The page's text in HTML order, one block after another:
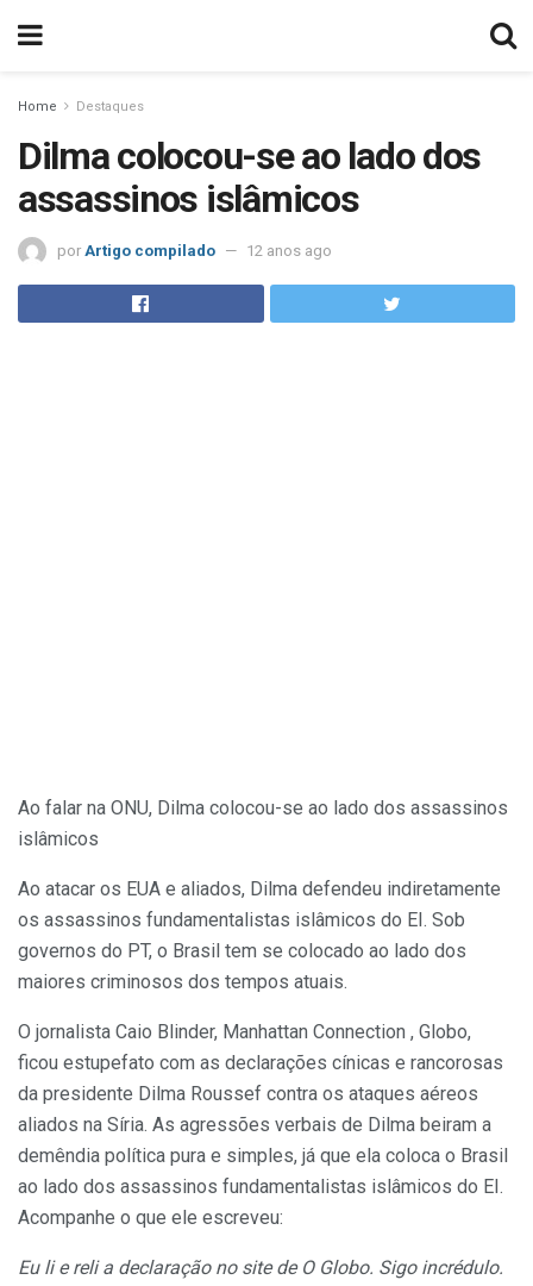
Home Destaques
Dilma colocou-se ao lado dos
assassinos islâmicos
por Artigo compilado 12 anos ago
Ao falar na ONU, Dilma colocou-se ao lado dos assassinos
islâmicos
Ao atacar os EUA e aliados, Dilma defendeu indiretamente
os assassinos fundamentalistas islâmicos do EI. Sob
governos do PT, o Brasil tem se colocado ao lado dos
maiores criminosos dos tempos atuais.
O jornalista Caio Blinder, Manhattan Connection , Globo,
ficou estupefato com as declarações cínicas e rancorosas
da presidente Dilma Roussef contra os ataques aéreos
aliados na Síria. As agressões verbais de Dilma beiram a
demêndia política pura e simples, já que ela coloca o Brasil
ao lado dos assassinos fundamentalistas islâmicos do EI.
Acompanhe o que ele escreveu:
Eu li e reli a declaração no site de O Globo. Sigo incrédulo.